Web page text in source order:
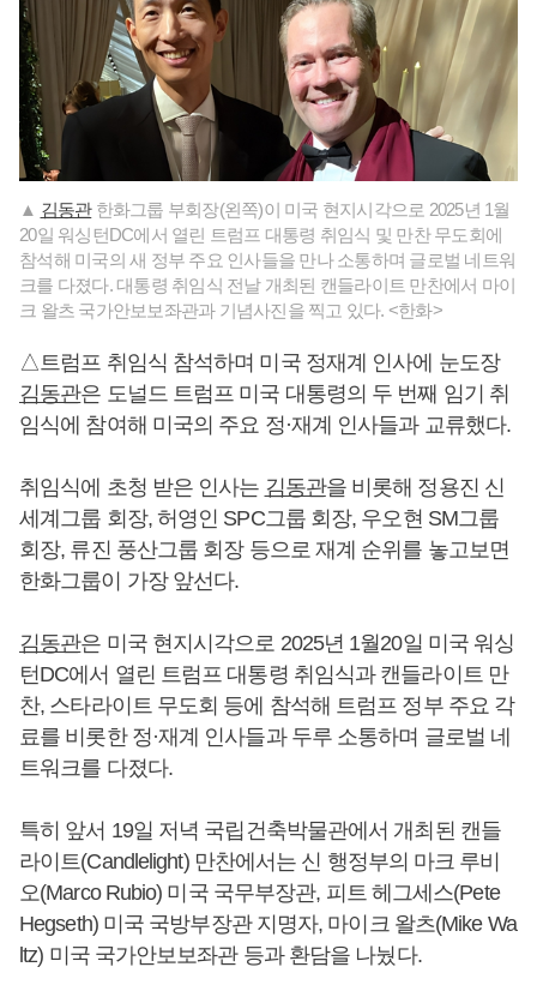
▲ 김동관한화그룹 부회장(왼쪽)이 미국 현지시각으로 2025년 1월
20일 워싱턴DC에서 열린 트럼프 대통령 취임식 및 만찬 무도회에
참석해 미국의 새 정부 주요 인사들을 만나 소통하며 글로벌 네트워
크를 다졌다. 대통령 취임식 전날 개최된 캔들라이트 만찬에서 마이
크 왈츠 국가안보보좌관과 기념사진을 찍고 있다. <한화>
△트럼프 취임식 참석하며 미국 정재계 인사에 눈도장
김동관은 도널드 트럼프 미국 대통령의 두 번째 임기 취
임식에 참여해 미국의 주요 정·재계 인사들과 교류했다.
취임식에 초청 받은 인사는 김동관을 비롯해 정용진 신
세계그룹 회장, 허영인 SPC그룹 회장, 우오현 SM그룹
회장, 류진 풍산그룹 회장 등으로 재계 순위를 놓고보면
한화그룹이 가장 앞선다.
김동관은 미국 현지시각으로 2025년 1월20일 미국 워싱
턴DC에서 열린 트럼프 대통령 취임식과 캔들라이트 만
찬, 스타라이트 무도회 등에 참석해 트럼프 정부 주요 각
료를 비롯한 정·재계 인사들과 두루 소통하며 글로벌 네
트워크를 다졌다.
특히 앞서 19일 저녁 국립건축박물관에서 개최된 캔들
라이트(Candlelight) 만찬에서는 신 행정부의 마크 루비
오(Marco Rubio) 미국 국무부장관, 피트 헤그세스(Pete
Hegseth) 미국 국방부장관 지명자, 마이크 왈츠(Mike Wa
ltz) 미국 국가안보보좌관 등과 환담을 나눴다.